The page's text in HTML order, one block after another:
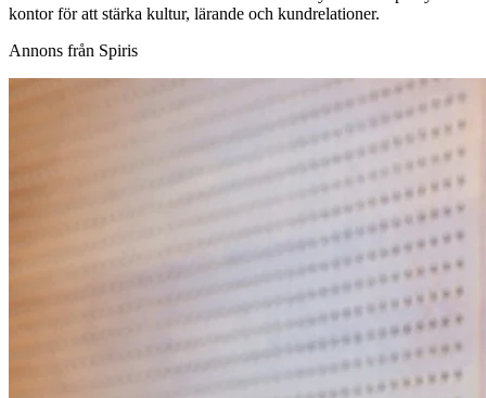
kontor för att stärka kultur, lärande och kundrelationer.
Annons från Spiris